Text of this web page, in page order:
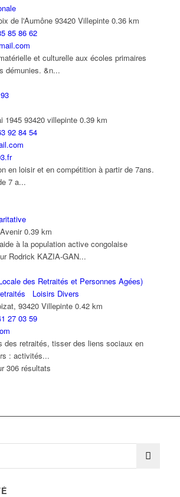
de l'Aumône 93420 Villepinte 0.36 km
85 86 62
et culturelle aux écoles primaires
démunies. &n...
1945 93420 villepinte 0.39 km
92 84 54
en loisir et en compétition à partir de 7ans.
7 a...
0.39 km
à la population active congolaise
Rodrick KAZIA-GAN...
des Retraités et Personnes Agées)
Loisirs Divers
93420 Villepinte 0.42 km
27 03 59
des retraités, tisser des liens sociaux en
: activités...
306 résultats